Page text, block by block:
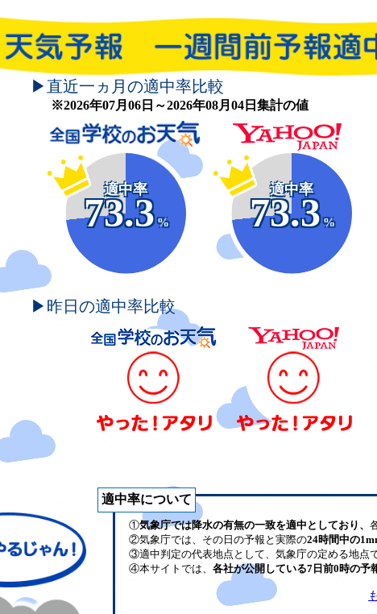
▶直近一ヵ月の適中率比較
※2026年07月06日～2026年08月04日集計の値
適中率
73.3
%
適中率
73.3
%
▶昨日の適中率比較
適中率について
①気象庁では降水の有無の一致を適中としており、
②気象庁では、その日の予報と実際の24時間中の
③適中判定の代表地点として、気象庁の定める地点
④本サイトでは、 各社が公開している7日前0時の予